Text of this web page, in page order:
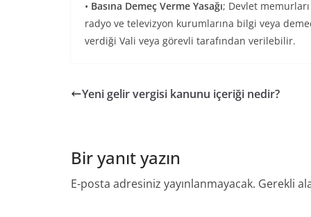
• Basına Demeç Verme Yasağı; Devlet
radyo ve televizyon kurumlarına bilgi veya
verdiği Vali veya görevli tarafından verilebilir.
Yeni gelir vergisi kanunu içeriği nedir?
Bir yanıt yazın
E-posta adresiniz yayınlanmayacak. Gerekli